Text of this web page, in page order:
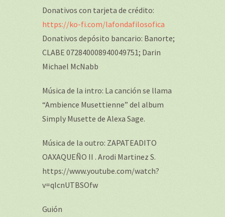
Donativos con tarjeta de crédito:
https://ko-fi.com/lafondafilosofica
Donativos depósito bancario: Banorte;
CLABE 072840008940049751; Darin
Michael McNabb
Música de la intro: La canción se llama
“Ambience Musettienne” del album
Simply Musette de Alexa Sage.
Música de la outro: ZAPATEADITO
OAXAQUEÑO II . Arodi Martinez S.
https://www.youtube.com/watch?
v=qIcnUTBSOfw
Guión